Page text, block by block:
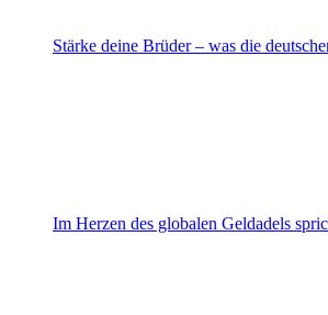
Stärke deine Brüder – was die
Im Herzen des globalen Geldadels